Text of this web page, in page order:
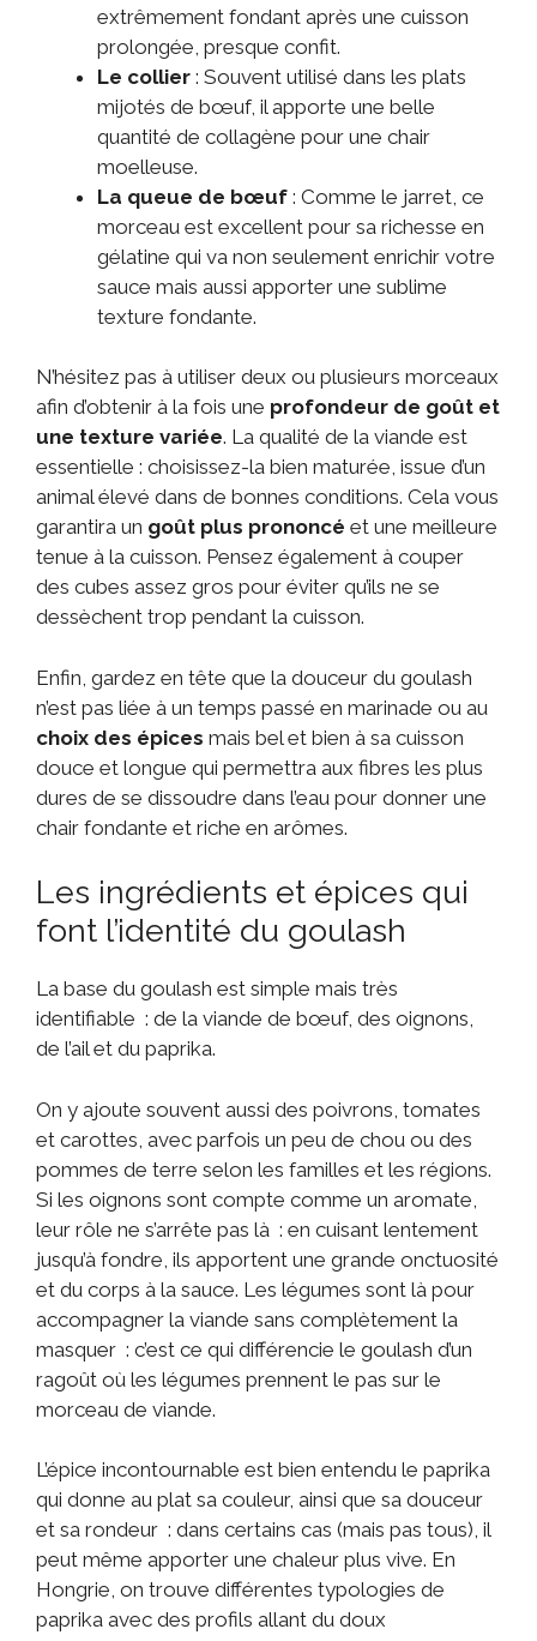
extrêmement fondant après une cuisson
prolongée, presque confit.
Le collier : Souvent utilisé dans les plats
mijotés de bœuf, il apporte une belle
quantité de collagène pour une chair
moelleuse.
La queue de bœuf : Comme le jarret, ce
morceau est excellent pour sa richesse en
gélatine qui va non seulement enrichir votre
sauce mais aussi apporter une sublime
texture fondante.
N’hésitez pas à utiliser deux ou plusieurs morceaux
afin d’obtenir à la fois une profondeur de goût et
une texture variée. La qualité de la viande est
essentielle : choisissez-la bien maturée, issue d’un
animal élevé dans de bonnes conditions. Cela vous
garantira un goût plus prononcé et une meilleure
tenue à la cuisson. Pensez également à couper
des cubes assez gros pour éviter qu’ils ne se
dessèchent trop pendant la cuisson.
Enfin, gardez en tête que la douceur du goulash
n’est pas liée à un temps passé en marinade ou au
choix des épices mais bel et bien à sa cuisson
douce et longue qui permettra aux fibres les plus
dures de se dissoudre dans l’eau pour donner une
chair fondante et riche en arômes.
Les ingrédients et épices qui
font l’identité du goulash
La base du goulash est simple mais très
identifiable : de la viande de bœuf, des oignons,
de l’ail et du paprika.
On y ajoute souvent aussi des poivrons, tomates
et carottes, avec parfois un peu de chou ou des
pommes de terre selon les familles et les régions.
Si les oignons sont compte comme un aromate,
leur rôle ne s’arrête pas là : en cuisant lentement
jusqu’à fondre, ils apportent une grande onctuosité
et du corps à la sauce. Les légumes sont là pour
accompagner la viande sans complètement la
masquer : c’est ce qui différencie le goulash d’un
ragoût où les légumes prennent le pas sur le
morceau de viande.
L’épice incontournable est bien entendu le paprika
qui donne au plat sa couleur, ainsi que sa douceur
et sa rondeur : dans certains cas (mais pas tous), il
peut même apporter une chaleur plus vive. En
Hongrie, on trouve différentes typologies de
paprika avec des profils allant du doux